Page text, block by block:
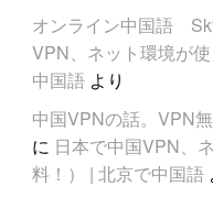
オンライン中国語
VPN、ネット環境が
中国語より
中国VPNの話。VPN
に 日本で中国VPN、
料！） | 北京で中国語